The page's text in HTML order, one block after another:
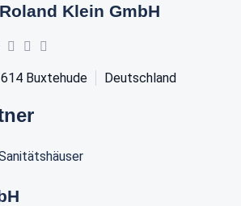
Klein GmbH
Buxtehude Deutschland